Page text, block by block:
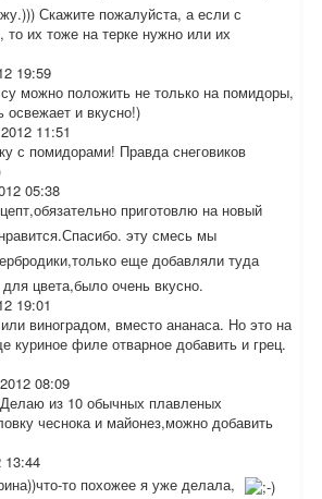
Скажите пожалуйста, а если с
их тоже на терке нужно или их
19:59
можно положить не только на помидоры,
освежает и вкусно!)
11:51
с помидорами! Правда снеговиков
05:38
ьно приготовлю на новый
ибо. эту смесь мы
лько еще добавляли туда
цвета,было очень вкусно.
19:01
виноградом, вместо ананаса. Но это на
филе отварное добавить и грец.
08:09
из 10 обычных плавленых
чеснока и майонез,можно добавить
13:44
то похожее я уже делала,